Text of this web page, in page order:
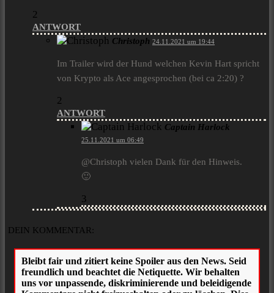
2
ANTWORT
Christoph 24.11.2021 um 19:44
Im Trailer wird der Hund welchen Kevin Hart spricht
von Krypto als Ace angesprochen (bei ca 2:20) ?
2
ANTWORT
Captain Harlock
25.11.2021 um 06:49
@Christoph vielen Dank für den Hinweis.
🙂
3
DEIN KOMMENTAR: